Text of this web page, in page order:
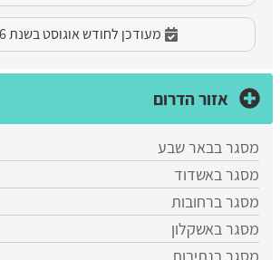
מעודכן לחודש אוגוסט בשנת 2026
אזור הדרום
מסגר בבאר שבע
​מסגר באשדוד
מסגר ברחובות
מסגר באשקלון